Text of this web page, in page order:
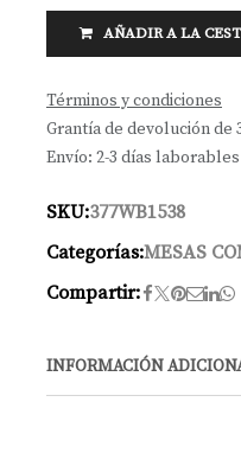
AÑADIR A LA
Términos y condiciones
Grantía de devolución de
Envío: 2-3 días laborables
SKU:377WB1538
Categorías:MESAS
Compartir:
INFORMACIÓN